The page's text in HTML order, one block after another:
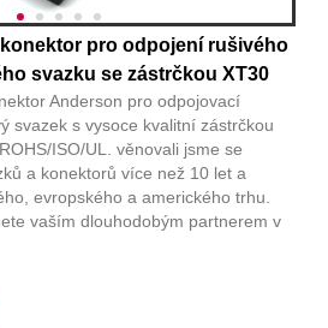
pro odpojení rušivého
svazku se zástrčkou XT30
Anderson pro odpojovací
svazek s vysoce kvalitní zástrčkou
ISO/UL. věnovali jsme se
a konektorů více než 10 let a
evropského a amerického trhu.
vaším dlouhodobým partnerem v